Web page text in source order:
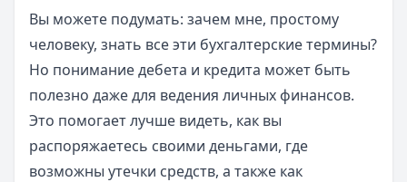
Вы можете подумать: зачем мне, простому
человеку, знать все эти бухгалтерские термины?
Но понимание дебета и кредита может быть
полезно даже для ведения личных финансов.
Это помогает лучше видеть, как вы
распоряжаетесь своими деньгами, где
возможны утечки средств, а также как